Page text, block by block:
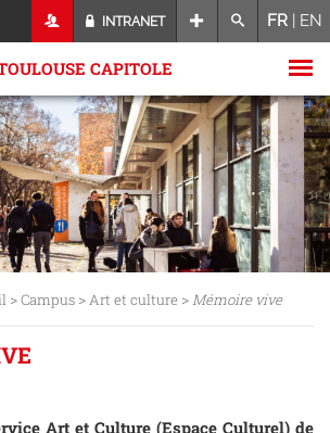
INTRANET FR | EN
CAPITOLE
>Campus >Art et culture >Mémoire vive
Art et Culture (Espace Culturel) de